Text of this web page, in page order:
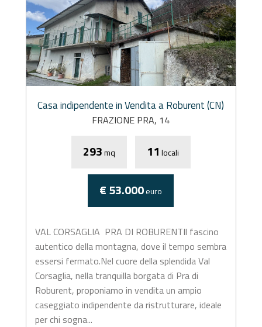
Casa indipendente in Vendita a Roburent (CN)
FRAZIONE PRA, 14
293mq 11 locali
€ 53.000euro
VAL CORSAGLIA  PRA DI ROBURENTIl fascino
autentico della montagna, dove il tempo sembra
essersi fermato.Nel cuore della splendida Val
Corsaglia, nella tranquilla borgata di Pra di
Roburent, proponiamo in vendita un ampio
caseggiato indipendente da ristrutturare, ideale
per chi sogna...